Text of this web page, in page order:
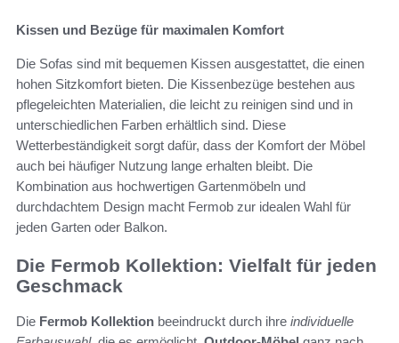
Kissen und Bezüge für maximalen Komfort
Die Sofas sind mit bequemen Kissen ausgestattet, die einen
hohen Sitzkomfort bieten. Die Kissenbezüge bestehen aus
pflegeleichten Materialien, die leicht zu reinigen sind und in
unterschiedlichen Farben erhältlich sind. Diese
Wetterbeständigkeit sorgt dafür, dass der Komfort der Möbel
auch bei häufiger Nutzung lange erhalten bleibt. Die
Kombination aus hochwertigen Gartenmöbeln und
durchdachtem Design macht Fermob zur idealen Wahl für
jeden Garten oder Balkon.
Die Fermob Kollektion: Vielfalt für jeden
Geschmack
Die Fermob Kollektion beeindruckt durch ihre individuelle